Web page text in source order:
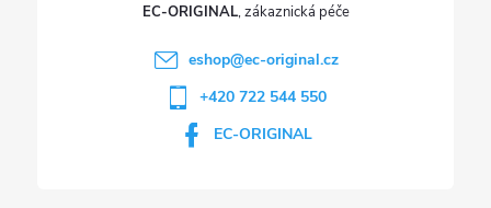
EC-ORIGINAL
eshop@ec-original.cz
+420 722 544 550
EC-ORIGINAL